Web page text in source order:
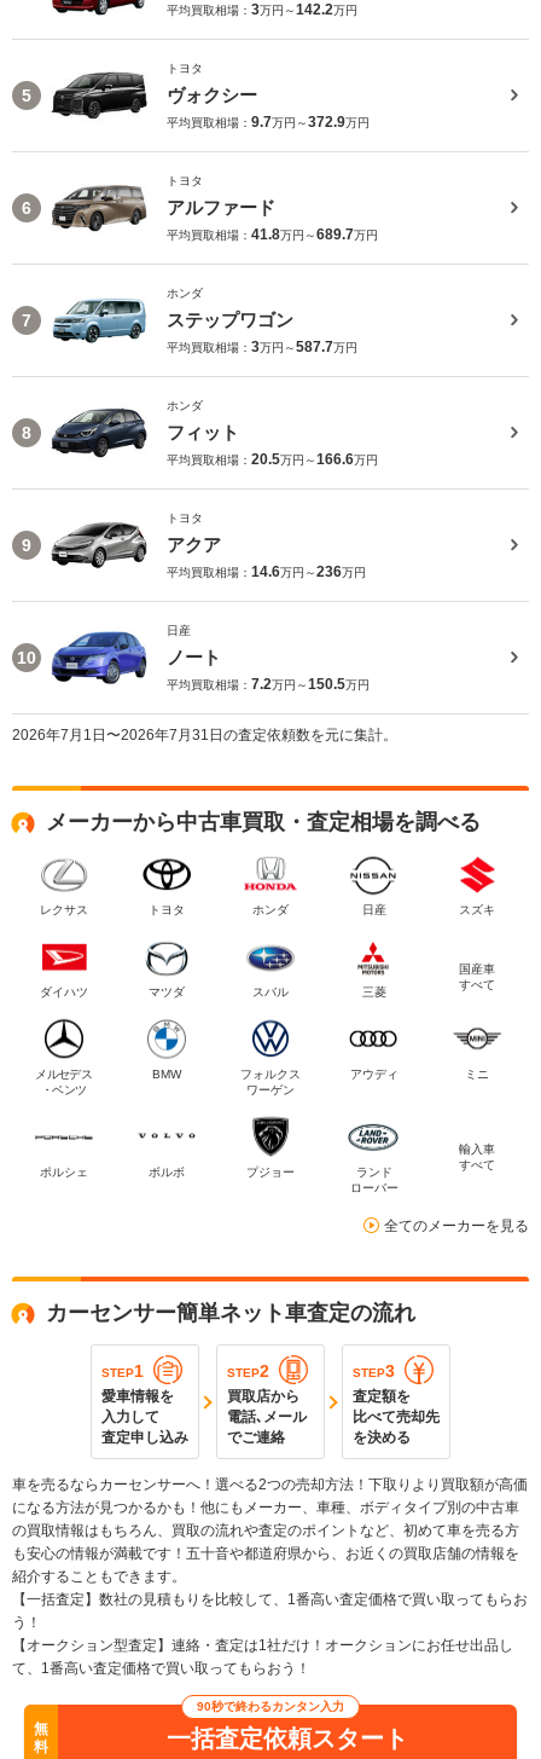
平均買取相場： 3万円～142.2万円
5
トヨタ
ヴォクシー
平均買取相場： 9.7万円～372.9万円
6
トヨタ
アルファード
平均買取相場： 41.8万円～689.7万円
7
ホンダ
ステップワゴン
平均買取相場： 3万円～587.7万円
8
ホンダ
フィット
平均買取相場： 20.5万円～166.6万円
9
トヨタ
アクア
平均買取相場： 14.6万円～236万円
10
日産
ノート
平均買取相場： 7.2万円～150.5万円
2026年7月1日〜2026年7月31日の査定依頼数を元に集計。
メーカーから中古車買取・査定相場を調べる
レクサス トヨタ ホンダ 日産 スズキ
ダイハツ マツダ スバル 三菱
国産車
すべて
メルセデス
・ベンツ
BMW
フォルクス
ワーゲン
アウディ ミニ
ポルシェ ボルボ プジョー
ランド
ローバー
輸入車
すべて
全てのメーカーを見る
カーセンサー簡単ネット車査定の流れ
STEP1
愛車情報を
入力して
査定申し込み
STEP2
買取店から
電話､メール
でご連絡
STEP3
査定額を
比べて売却先
を決める
車を売るならカーセンサーへ！選べる2つの売却方法！下取りより買取額が高価
になる方法が見つかるかも！他にもメーカー、車種、ボディタイプ別の中古車
の買取情報はもちろん、買取の流れや査定のポイントなど、初めて車を売る方
も安心の情報が満載です！五十音や都道府県から、お近くの買取店舗の情報を
紹介することもできます。
【一括査定】数社の見積もりを比較して、1番高い査定価格で買い取ってもらお
う！
【オークション型査定】連絡・査定は1社だけ！オークションにお任せ出品し
て、1番高い査定価格で買い取ってもらおう！
無
料
90秒で終わるカンタン入力
一括査定依頼スタート